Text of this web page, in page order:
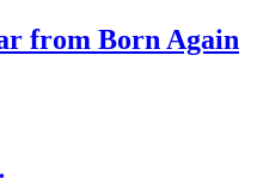
from Born Again